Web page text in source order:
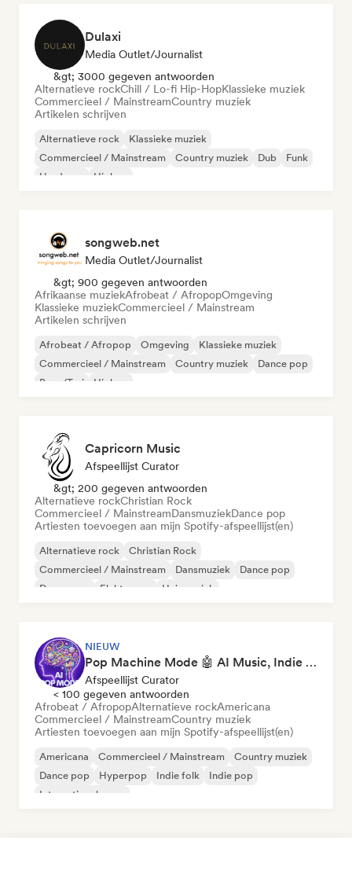
Dulaxi
Media Outlet/Journalist
&gt; 3000 gegeven antwoorden
Alternatieve rockChill / Lo-fi Hip-HopKlassieke muziek
Commercieel / MainstreamCountry muziek
Artikelen schrijven
Alternatieve rock
Klassieke muziek
Commercieel / Mainstream
Country muziek Dub
Funk
Hardcore
Hiphop
songweb.net
Media Outlet/Journalist
&gt; 900 gegeven antwoorden
Afrikaanse muziekAfrobeat / AfropopOmgeving
Klassieke muziekCommercieel / Mainstream
Artikelen schrijven
Afrobeat / Afropop Omgeving
Klassieke muziek
Commercieel / Mainstream
Country muziek
Dance pop
Boor/Trui
Hiphop
Capricorn Music
Afspeellijst Curator
&gt; 200 gegeven antwoorden
Alternatieve rockChristian Rock
Commercieel / MainstreamDansmuziekDance pop
Artiesten toevoegen aan mijn Spotify-afspeellijst(en)
Alternatieve rock
Christian Rock
Commercieel / Mainstream
Dansmuziek
Dance pop
Droompop
Elektropop Huismuziek
NIEUW
Pop Machine Mode 🤖 AI Music, Indie Pop & Dream Pop
Afspeellijst Curator
< 100 gegeven antwoorden
Afrobeat / AfropopAlternatieve rockAmericana
Commercieel / MainstreamCountry muziek
Artiesten toevoegen aan mijn Spotify-afspeellijst(en)
Americana Commercieel / Mainstream
Country muziek
Dance pop
Hyperpop Indie folk
Indie pop
Internationale pop